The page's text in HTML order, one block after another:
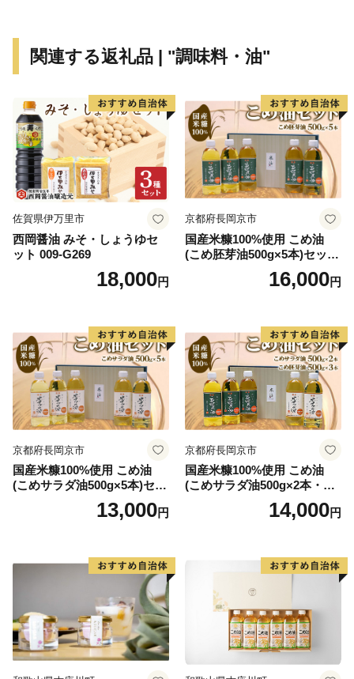
ネギなどの豊富な農畜産物や、おっきりこみ・水沢うど
＼群馬県が目指すビジョン／
群馬県では、2040年に目指す姿である
「年齢や性別、国籍、障害の有無等にかかわらず、すべ
ての県民が、誰一人取り残されることなく、自ら思い描
く人生を生き、幸福を実感できる自立分散型の社会」の
実現に向け、デジタルトランスフォーメーションや教育
イノベーション推進等の施策を展開しています。
群馬県が目指すビジョンの達成や群馬県の美しい自然・
ふるさと納税」を通じ応援いただけますと幸いです。
関連する返礼品 | "調味料・油"
佐賀県伊万里市
西岡醤油 みそ・しょうゆセ
ット 009-G269
18,000円
京都府長岡京市
国産米糠100%使用 こめ油
(こめ胚芽油500g×5本)セット
16,000円
京都府長岡京市
国産米糠100%使用 こめ油
(こめサラダ油500g×5本)セッ
13,000円
京都府長岡京市
国産米糠100%使用 こめ油
(こめサラダ油500g×2本・こ
め胚芽油500g×3本)セット [1
14,000円